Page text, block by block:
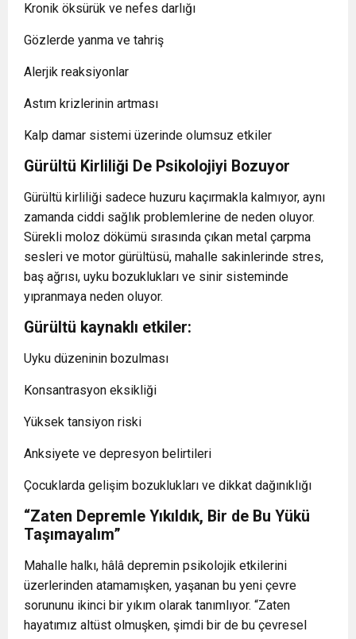
Kronik öksürük ve nefes darlığı
Gözlerde yanma ve tahriş
Alerjik reaksiyonlar
Astım krizlerinin artması
Kalp damar sistemi üzerinde olumsuz etkiler
Gürültü Kirliliği De Psikolojiyi Bozuyor
Gürültü kirliliği sadece huzuru kaçırmakla kalmıyor, aynı
zamanda ciddi sağlık problemlerine de neden oluyor.
Sürekli moloz dökümü sırasında çıkan metal çarpma
sesleri ve motor gürültüsü, mahalle sakinlerinde stres,
baş ağrısı, uyku bozuklukları ve sinir sisteminde
yıpranmaya neden oluyor.
Gürültü kaynaklı etkiler:
Uyku düzeninin bozulması
Konsantrasyon eksikliği
Yüksek tansiyon riski
Anksiyete ve depresyon belirtileri
Çocuklarda gelişim bozuklukları ve dikkat dağınıklığı
“Zaten Depremle Yıkıldık, Bir de Bu Yükü
Taşımayalım”
Mahalle halkı, hâlâ depremin psikolojik etkilerini
üzerlerinden atamamışken, yaşanan bu yeni çevre
sorununu ikinci bir yıkım olarak tanımlıyor. “Zaten
hayatımız altüst olmuşken, şimdi bir de bu çevresel